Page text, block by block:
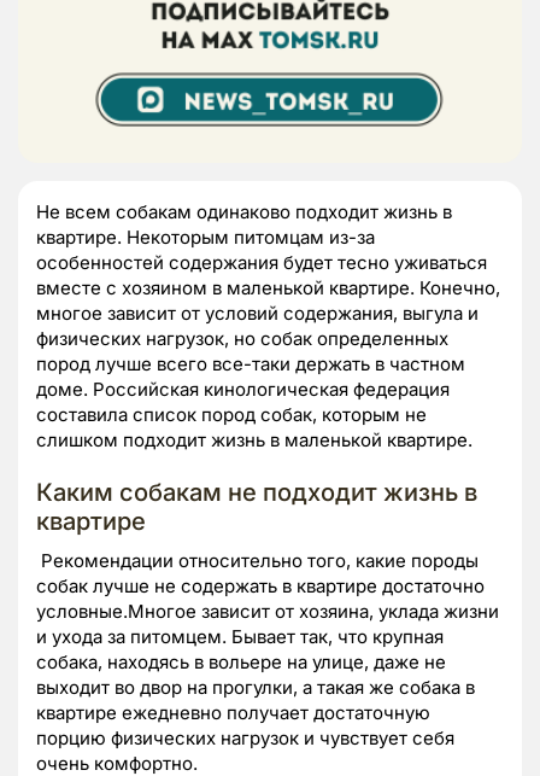
Не всем собакам одинаково подходит жизнь в
квартире. Некоторым питомцам из-за
особенностей содержания будет тесно уживаться
вместе с хозяином в маленькой квартире. Конечно,
многое зависит от условий содержания, выгула и
физических нагрузок, но собак определенных
пород лучше всего все-таки держать в частном
доме. Российская кинологическая федерация
составила список пород собак, которым не
слишком подходит жизнь в маленькой квартире.
Каким собакам не подходит жизнь в
квартире
Рекомендации относительно того, какие породы
собак лучше не содержать в квартире достаточно
условные.Многое зависит от хозяина, уклада жизни
и ухода за питомцем. Бывает так, что крупная
собака, находясь в вольере на улице, даже не
выходит во двор на прогулки, а такая же собака в
квартире ежедневно получает достаточную
порцию физических нагрузок и чувствует себя
очень комфортно.